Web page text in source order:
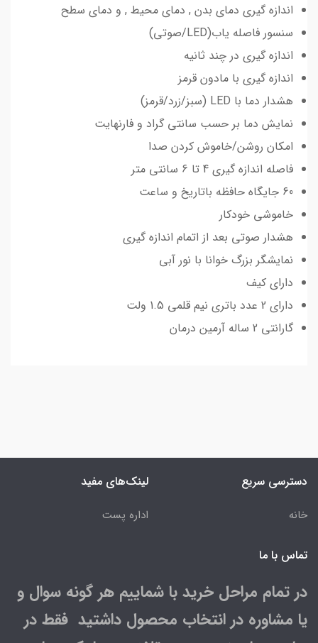
اندازه گیری دمای بدن , دمای محیط , و دمای سطح
سنسور فاصله یاب(LED/صوتی)
اندازه گیری در چند ثانیه
اندازه گیری با مادون قرمز
هشدار دما با LED (سبز/زرد/قرمز)
نمایش دما بر حسب سانتی گراد و فارنهایت
امکان روشن/خاموش کردن صدا
فاصله اندازه گیری 4 تا 6 سانتی متر
60 جایگاه حافظه باتاریخ و ساعت
خاموشی خودکار
هشدار صوتی بعد از اتمام اندازه گیری
نمایشگر بزرگ خوانا با نور آبی
دارای کیف
دارای 2 عدد باتری نیم قلمی 1.5 ولت
گارانتی 2 ساله آرمین درمان
دسترسی سریع
خانه
لینک‌های مفید
اداره پست
تماس با ما
در تمام مراحل خرید با شماییم هر گونه سوال و
یا مشاوره در انتخاب محصول داشتید فقط در